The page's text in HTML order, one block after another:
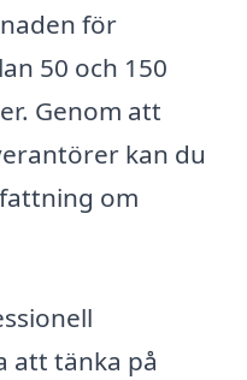
för
50 och 150
Genom att
kan du
om
att tänka på